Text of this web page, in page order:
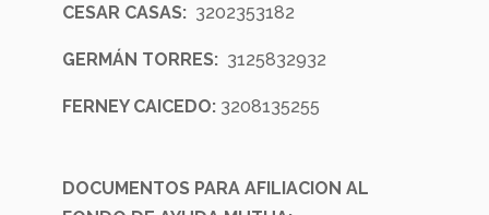
CESAR CASAS: 3202353182
GERMÁN TORRES:3125832932
FERNEY CAICEDO:3208135255
DOCUMENTOS PARA AFILIACION AL